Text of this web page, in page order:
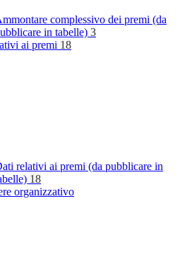
complessivo dei premi (da
in tabelle) 3
ai premi 18
relativi ai premi (da pubblicare in
18
organizzativo